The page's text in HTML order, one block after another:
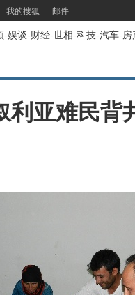
我的搜狐 邮件
-娱谈-财经-世相-科技-汽车-房
利亚难民背